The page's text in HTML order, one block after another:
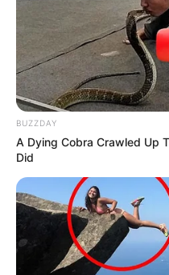
BUZZDAY
A Dying Cobra Crawled Up
Did